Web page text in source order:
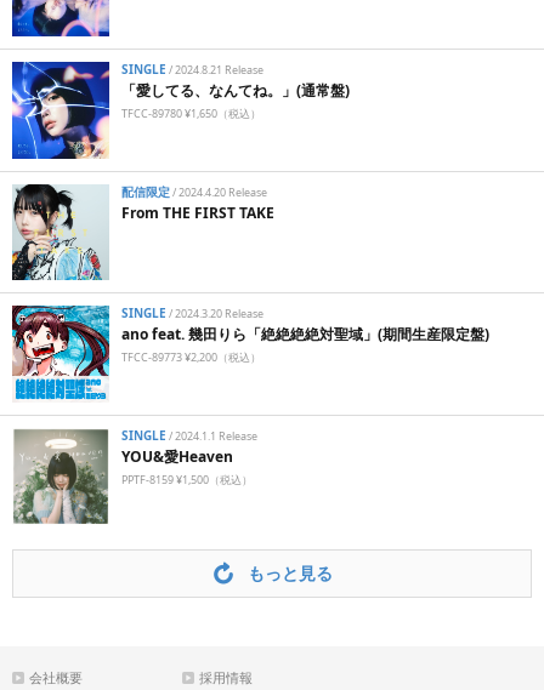
SINGLE /2024.8.21 Release
「愛してる、なんてね。」(通常盤)
TFCC-89780 ¥1,650（税込）
配信限定/2024.4.20 Release
From THE FIRST TAKE
SINGLE /2024.3.20 Release
ano feat. 幾田りら「絶絶絶絶対聖域」(期間生産限定盤)
TFCC-89773 ¥2,200（税込）
SINGLE /2024.1.1 Release
YOU&愛Heaven
PPTF-8159 ¥1,500（税込）
もっと見る
会社概要
採用情報